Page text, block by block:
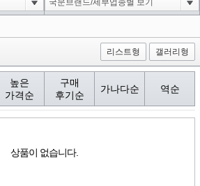
아이콘
리스트형 갤러리형
높은
가격순
구매
후기순
가나다순 역순
상품이 없습니다.